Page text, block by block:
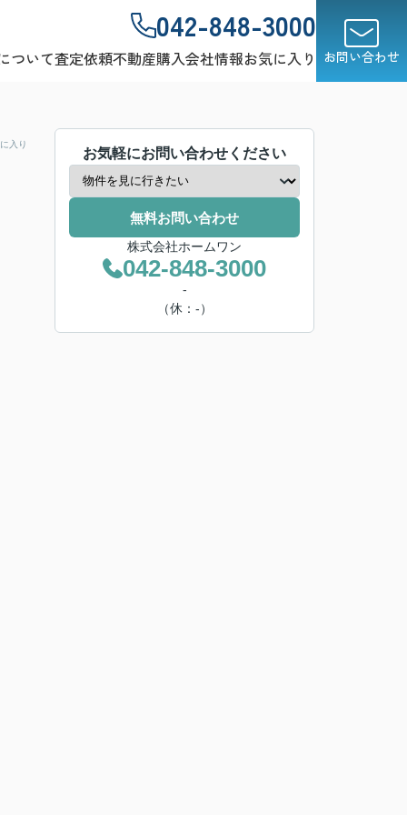
042-848-3000
ついて査定依頼不動産購入会社情報お気に入り お問い合わせ
入り
お気軽にお問い合わせください
無料お問い合わせ
株式会社ホームワン
042-848-3000
-
（休：-）